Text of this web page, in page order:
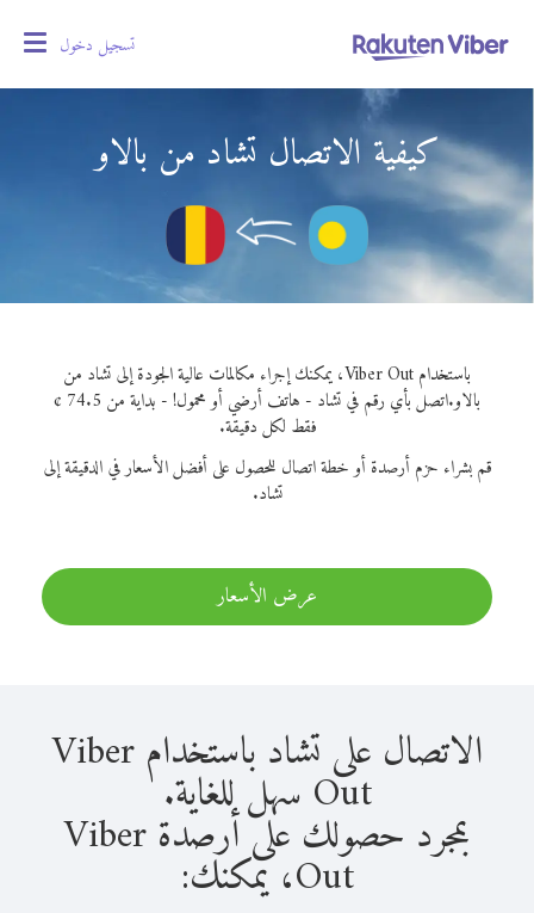
تسجيل دخول
كيفية الاتصال تشاد من بالاو
باستخدام Viber Out، يمكنك إجراء مكالمات عالية الجودة إلى تشاد من
بالاو.
اتصل بأي رقم في تشاد - هاتف أرضي أو محمول! - بداية من 74.5 ¢
فقط لكل دقيقة.
قم بشراء حزم أرصدة أو خطة اتصال للحصول على أفضل الأسعار في الدقيقة إلى
تشاد.
عرض الأسعار
الاتصال على تشاد باستخدام Viber
Out سهل للغاية.
بمجرد حصولك على أرصدة Viber
Out، يمكنك: